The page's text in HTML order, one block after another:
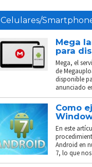
Celulares/
Mega
para
Mega, el
de
disponible
anunciado
Como
En este
Android en
7, lo que